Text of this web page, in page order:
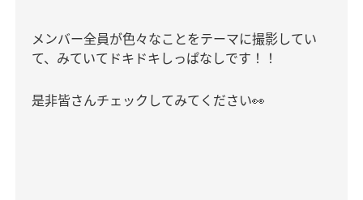
メンバー全員が色々なことをテーマに撮影してい
て、みていてドキドキしっぱなしです！！
是非皆さんチェックしてみてください👀